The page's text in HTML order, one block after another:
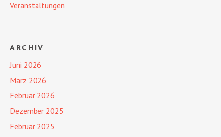
Veranstaltungen
ARCHIV
Juni 2026
März 2026
Februar 2026
Dezember 2025
Februar 2025